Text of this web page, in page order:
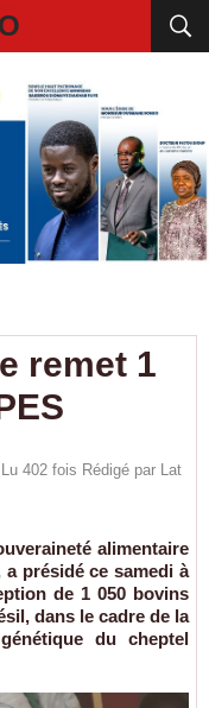
remet 1
402 fois Rédigé par Lat
alimentaire
a présidé ce samedi à
de 1 050 bovins
dans le cadre de la
du cheptel